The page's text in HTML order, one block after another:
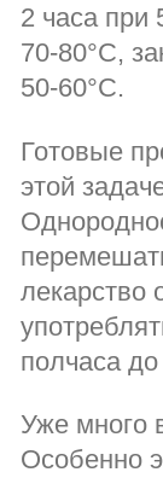
2 часа при
70-80°С,
50-60°С.
Готовые
этой
лекарство
полчаса
Уже много
Особенно